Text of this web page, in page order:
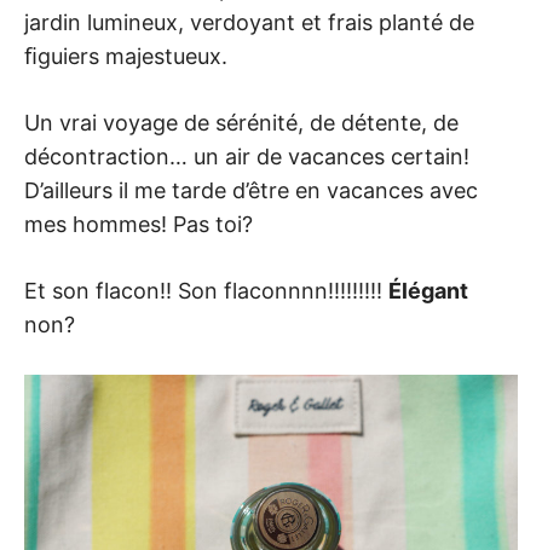
jardin lumineux, verdoyant et frais planté de
ﬁguiers majestueux.
Un vrai voyage de sérénité, de détente, de
décontraction… un air de vacances certain!
D’ailleurs il me tarde d’être en vacances avec
mes hommes! Pas toi?
Et son flacon!! Son flaconnnn!!!!!!!!! Élégant
non?